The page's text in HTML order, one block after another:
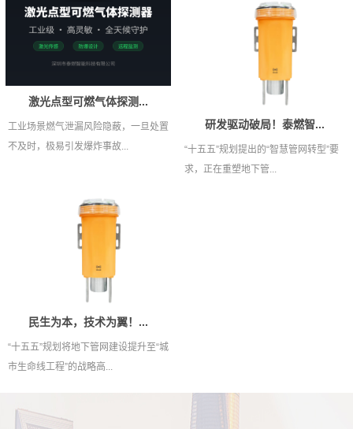
激光点型可燃气体探测...
工业场景燃气泄漏风险隐蔽，一旦处置
不及时，极易引发爆炸事故...
研发驱动破局！泰燃智...
“十五五”规划提出的“智慧管网转型”要
求，正在重塑地下管...
民生为本，技术为翼！...
“十五五”规划将地下管网建设提升至“城
市生命线工程”的战略高...